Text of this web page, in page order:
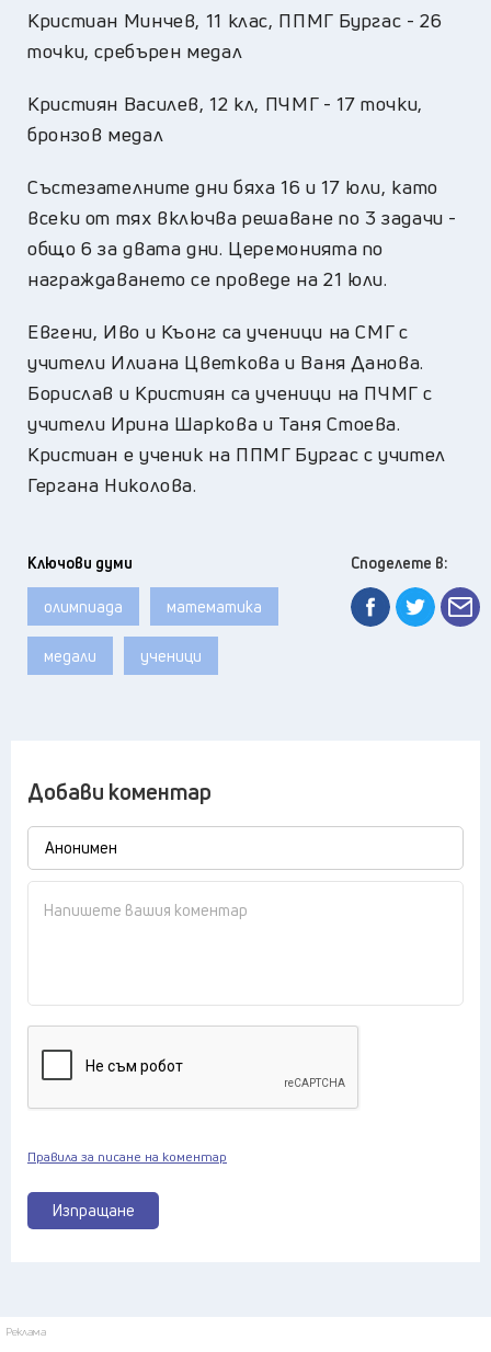
Кристиан Минчев, 11 клас, ППМГ Бургас - 26
точки, сребърен медал
Кристиян Василев, 12 кл, ПЧМГ - 17 точки,
бронзов медал
Състезателните дни бяха 16 и 17 юли, като
всеки от тях включва решаване по 3 задачи -
общо 6 за двата дни. Церемонията по
награждаването се проведе на 21 юли.
Евгени, Иво и Къонг са ученици на СМГ с
учители Илиана Цветкова и Ваня Данова.
Борислав и Кристиян са ученици на ПЧМГ с
учители Ирина Шаркова и Таня Стоева.
Кристиан е ученик на ППМГ Бургас с учител
Гергана Николова.
Ключови думи
олимпиада математика
медали ученици
Споделете в:
Добави коментар
Изпращане
Правила за писане на коментар
Реклама